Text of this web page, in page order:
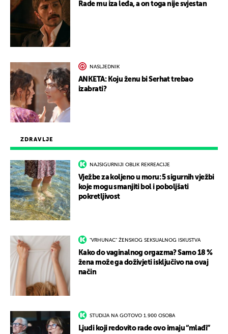
ZDRAVLJE
NAJSIGURNIJI OBLIK REKREACIJE
Vježbe za koljeno u moru: 5 sigurnih vježbi
koje mogu smanjiti bol i poboljšati
pokretljivost
"VRHUNAC" ŽENSKOG SEKSUALNOG ISKUSTVA
Kako do vaginalnog orgazma? Samo 18 %
žena može ga doživjeti isključivo na ovaj
način
STUDIJA NA GOTOVO 1.900 OSOBA
Ljudi koji redovito rade ovo imaju “mlađi”
Rade mu iza leđa, a on toga nije svjestan
NASLJEDNIK
ANKETA: Koju ženu bi Serhat trebao
izabrati?